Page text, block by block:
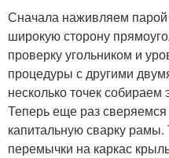
Сначала наживляем
широкую сторону
проверку угольником и
процедуры с другими
несколько точек собираем
Теперь еще раз
капитальную сварку
перемычки на каркас